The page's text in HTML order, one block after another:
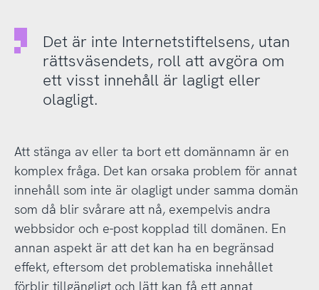
Det är inte Internetstiftelsens, utan
rättsväsendets, roll att avgöra om
ett visst innehåll är lagligt eller
olagligt.
Att stänga av eller ta bort ett domännamn är en
komplex fråga. Det kan orsaka problem för annat
innehåll som inte är olagligt under samma domän
som då blir svårare att nå, exempelvis andra
webbsidor och e-post kopplad till domänen. En
annan aspekt är att det kan ha en begränsad
effekt, eftersom det problematiska innehållet
förblir tillgängligt och lätt kan få ett annat